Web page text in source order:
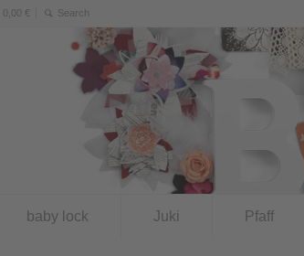
0,00 €
baby lock Juki Pfaff